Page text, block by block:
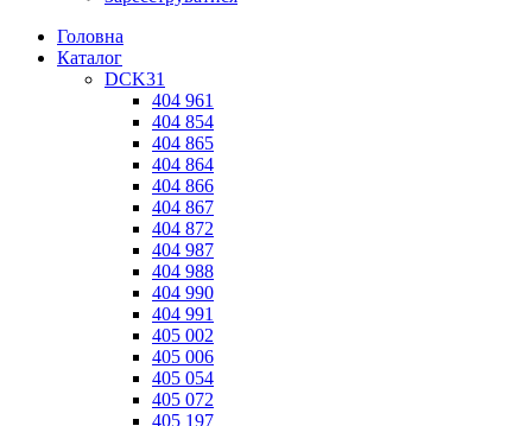
Головна
Каталог
DCK31
404 961
404 854
404 865
404 864
404 866
404 867
404 872
404 987
404 988
404 990
404 991
405 002
405 006
405 054
405 072
405 197